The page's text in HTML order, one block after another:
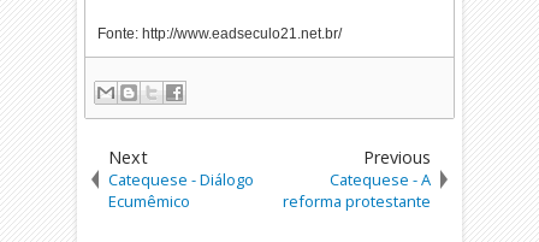
Fonte: http://www.eadseculo21.net.br/
Next
Catequese - Diálogo
Ecumêmico
Previous
Catequese - A
reforma protestante